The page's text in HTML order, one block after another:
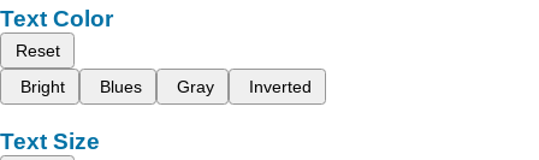
Text Color
Reset
Bright
Blues Gray Inverted
Text Size